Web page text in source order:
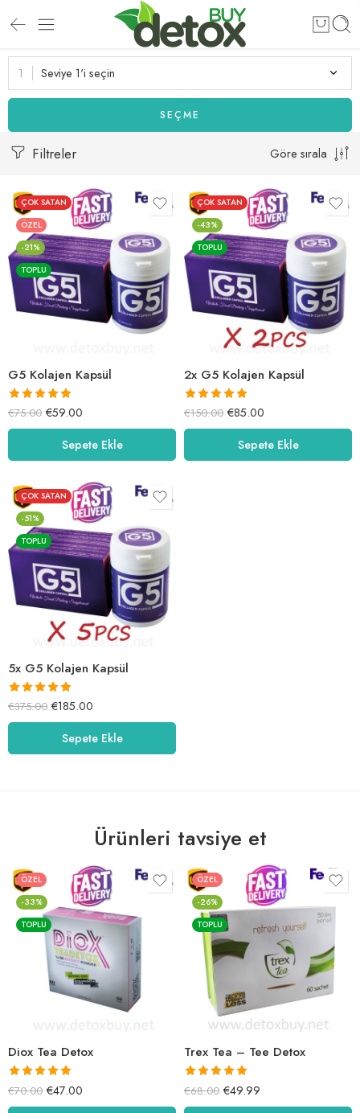
Seviye 1'i seçin
SEÇME
Filtreler Göre sırala
ÇOK SATAN
ÖZEL
-21%
TOPLU
G5 Kolajen Kapsül
5 üzerinden
5.00oy aldı
€75.00 €59.00
Sepete Ekle
ÇOK SATAN
-43%
TOPLU
2x G5 Kolajen Kapsül
5 üzerinden
5.00oy aldı
€150.00 €85.00
Sepete Ekle
ÇOK SATAN
-51%
TOPLU
5x G5 Kolajen Kapsül
5 üzerinden
5.00oy aldı
€375.00 €185.00
Sepete Ekle
Ürünleri tavsiye et
ÖZEL
-33%
TOPLU
Diox Tea Detox
5 üzerinden
5.00oy aldı
€70.00 €47.00
ÖZEL
-26%
TOPLU
Trex Tea – Tee Detox
5 üzerinden
5.00oy aldı
€68.00 €49.99